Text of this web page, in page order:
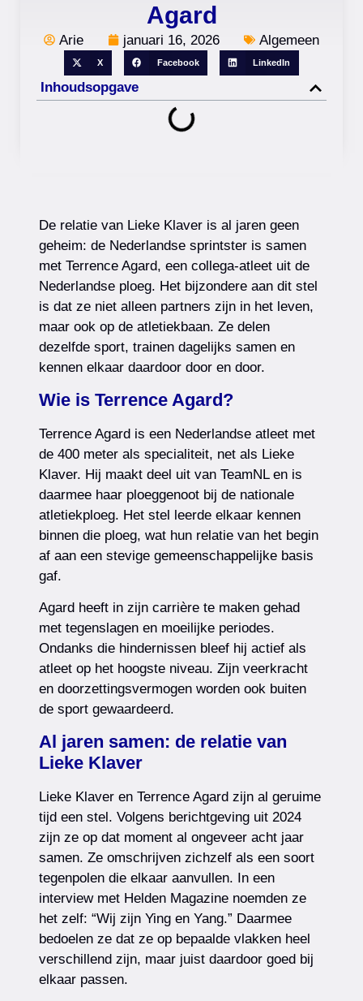
Agard
Arie januari 16, 2026 Algemeen
X Facebook LinkedIn
Inhoudsopgave
De relatie van Lieke Klaver is al jaren geen
geheim: de Nederlandse sprintster is samen
met Terrence Agard, een collega-atleet uit de
Nederlandse ploeg. Het bijzondere aan dit stel
is dat ze niet alleen partners zijn in het leven,
maar ook op de atletiekbaan. Ze delen
dezelfde sport, trainen dagelijks samen en
kennen elkaar daardoor door en door.
Wie is Terrence Agard?
Terrence Agard is een Nederlandse atleet met
de 400 meter als specialiteit, net als Lieke
Klaver. Hij maakt deel uit van TeamNL en is
daarmee haar ploeggenoot bij de nationale
atletiekploeg. Het stel leerde elkaar kennen
binnen die ploeg, wat hun relatie van het begin
af aan een stevige gemeenschappelijke basis
gaf.
Agard heeft in zijn carrière te maken gehad
met tegenslagen en moeilijke periodes.
Ondanks die hindernissen bleef hij actief als
atleet op het hoogste niveau. Zijn veerkracht
en doorzettingsvermogen worden ook buiten
de sport gewaardeerd.
Al jaren samen: de relatie van
Lieke Klaver
Lieke Klaver en Terrence Agard zijn al geruime
tijd een stel. Volgens berichtgeving uit 2024
zijn ze op dat moment al ongeveer acht jaar
samen. Ze omschrijven zichzelf als een soort
tegenpolen die elkaar aanvullen. In een
interview met Helden Magazine noemden ze
het zelf: “Wij zijn Ying en Yang.” Daarmee
bedoelen ze dat ze op bepaalde vlakken heel
verschillend zijn, maar juist daardoor goed bij
elkaar passen.